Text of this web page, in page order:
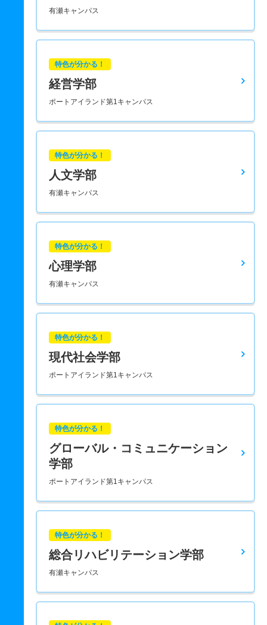
有瀬キャンパス
特色が分かる！
経営学部
ポートアイランド第1キャンパス
特色が分かる！
人文学部
有瀬キャンパス
特色が分かる！
心理学部
有瀬キャンパス
特色が分かる！
現代社会学部
ポートアイランド第1キャンパス
特色が分かる！
グローバル・コミュニケーション
学部
ポートアイランド第1キャンパス
特色が分かる！
総合リハビリテーション学部
有瀬キャンパス